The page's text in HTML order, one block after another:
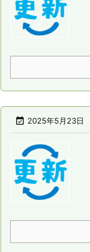
 2025年5月23日